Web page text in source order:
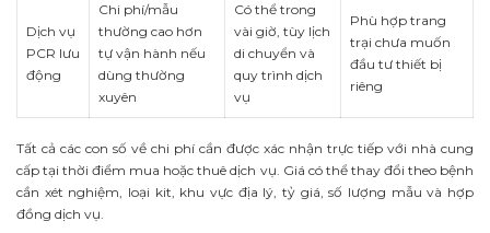
Dịch vụ
PCR lưu
động
Chi phí/mẫu
thường cao hơn
tự vận hành nếu
dùng thường
xuyên
Có thể trong
vài giờ, tùy lịch
di chuyển và
quy trình dịch
vụ
Phù hợp trang
trại chưa muốn
đầu tư thiết bị
riêng
Tất cả các con số về chi phí cần được xác nhận trực tiếp với nhà cung
cấp tại thời điểm mua hoặc thuê dịch vụ. Giá có thể thay đổi theo bệnh
cần xét nghiệm, loại kit, khu vực địa lý, tỷ giá, số lượng mẫu và hợp
đồng dịch vụ.